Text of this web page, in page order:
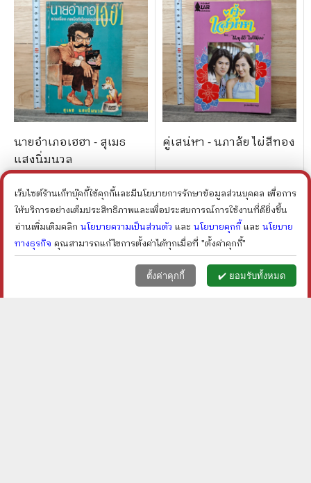
นายอำเภอเฮฮา - สุเมธ
แสงนิ่มนวล
shopping_cart
คู่เสน่หา - นภาลัย ไผ่สีทอง
shopping_cart
ตะกร้า (0 faceเมนูลูกค้า
เว็บไซต์ร้านเก็ทบุ๊คกี้ใช้คุกกี้และมีนโยบายการรักษาข้อมูลส่วนบุคคล เพื่อการ
ให้บริการอย่างเต็มประสิทธิภาพและเพื่อประสบการณ์การใช้งานที่ดียิ่งขึ้น
อ่านเพิ่มเติมคลิก นโยบายความเป็นส่วนตัว และ นโยบายคุกกี้ และ นโยบาย
ทางธุรกิจ คุณสามารถแก้ไขการตั้งค่าได้ทุกเมื่อที่ "ตั้งค่าคุกกี้"
ตั้งค่าคุกกี้ ✔️ ยอมรับทั้งหมด